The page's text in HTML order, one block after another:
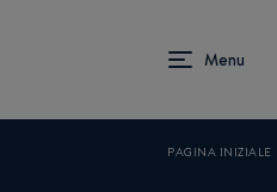
PAGINA INIZIALE